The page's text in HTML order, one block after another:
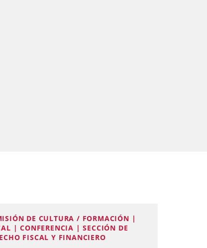
DE CULTURA / FORMACIÓN |
| CONFERENCIA | SECCIÓN DE
FISCAL Y FINANCIERO